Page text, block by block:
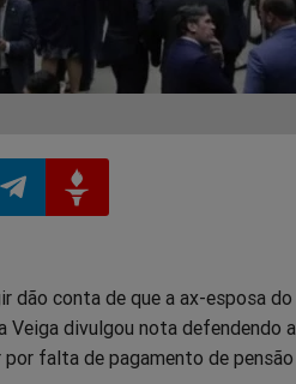
no
Gettr
dão conta de que a ax-esposa
Veiga divulgou nota defendendo
falta de pagamento de